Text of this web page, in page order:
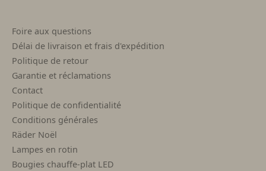
Foire aux questions
Délai de livraison et frais d'expédition
Politique de retour
Garantie et réclamations
Contact
Politique de confidentialité
Conditions générales
Räder Noël
Lampes en rotin
Bougies chauffe-plat LED